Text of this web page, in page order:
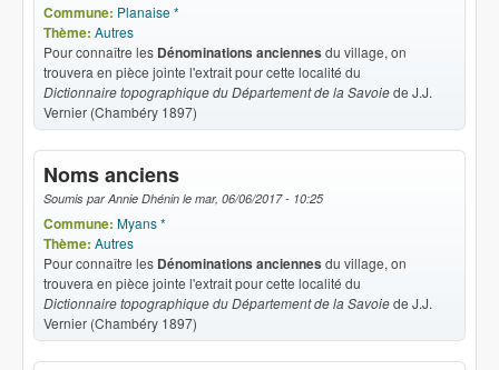
Commune: Planaise *
Thème: Autres
Pour connaître les Dénominations anciennesdu village, on
trouvera en pièce jointe l'extrait pour cette localité du
Dictionnaire topographique du Département de la Savoiede J.J.
Vernier (Chambéry 1897)
Noms anciens
Soumis parAnnie Dhénin le mar, 06/06/2017 - 10:25
Commune: Myans *
Thème: Autres
Pour connaître les Dénominations anciennesdu village, on
trouvera en pièce jointe l'extrait pour cette localité du
Dictionnaire topographique du Département de la Savoiede J.J.
Vernier (Chambéry 1897)